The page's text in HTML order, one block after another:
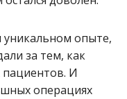
уникальном опыте,
за тем, как
И
операциях